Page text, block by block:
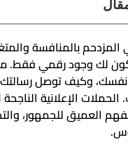
بالمنافسة
لك وجود رقمي فقط.
وكيف توصل
الإعلانية
العميق للجمهور،